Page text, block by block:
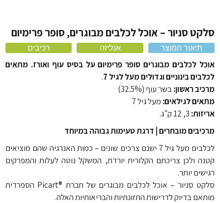
אוכל לכלבים 20 קילו
מלונה לכלב
מחסום פה לכלב
כלוב לכלב ותיקי נשיאה
אביזרים נוספים
מברשת שיניים לכלב
מוצרי הדברה
סניור – אוכל לכלבים מבוגרים, סופר פרימיום
תיאור המוצר אנליזה רכיבים
לכלבים מבוגרים סופר פרימיום על בסיס עוף ואורז. מתאים
בינוניים וגדולים מעל לגיל 7 .
ראשון:בשר עוף (32.5%)
לגילאים:מעל גיל 7
3, 12 ק"ג.
מובחרים | דרגת טעימות גבוהה במיוחד
לכלבים מעל גיל 7 ישנם צרכים שונים – כמות האנרגיה שהם מוציאים
ולכן צריכתם הקלורית יורדת, המשקל נוטה לעלות והמפרקים
יותר.
סלקט סניור – אוכל לכלבים מבוגרים של חברת ®Picart הספרדית
בדיוק לדרישות התזונתיות והבריאותיות האלה.